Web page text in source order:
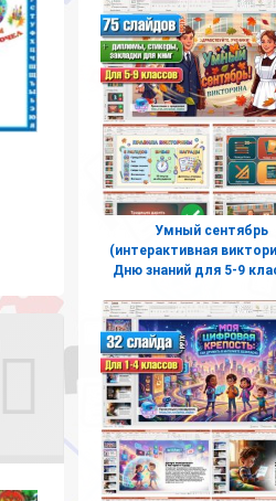
Умный сентябрь
(интерактивная
Дню знаний для 5-9